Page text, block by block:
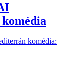
komédia: